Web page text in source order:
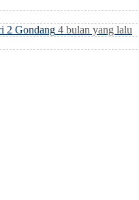
2 Gondang 4 bulan yang lalu